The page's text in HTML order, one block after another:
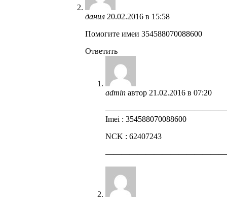
данил 20.02.2016 в 15:58
Помогите имеи 354588070088600
Ответить
admin автор 21.02.2016 в 07:20
Imei : 354588070088600
NCK : 62407243